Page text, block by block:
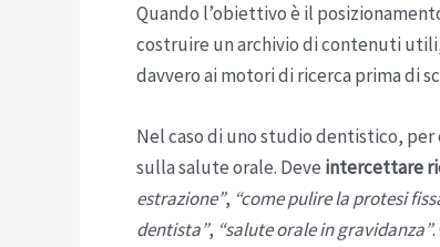
Quando l’obiettivo è il
costruire un archivio di contenuti
davvero ai motori di ricerca prima di
Nel caso di uno studio dentistico, per
sulla salute orale. Deve intercettare
estrazione”, “come pulire la protesi
dentista”, “salute orale in gravidanza”